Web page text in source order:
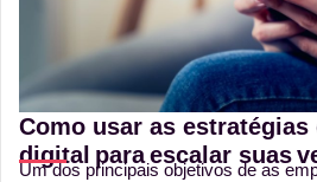
Como usar as estratégias
digital para escalar suas
Um dos principais objetivos de as